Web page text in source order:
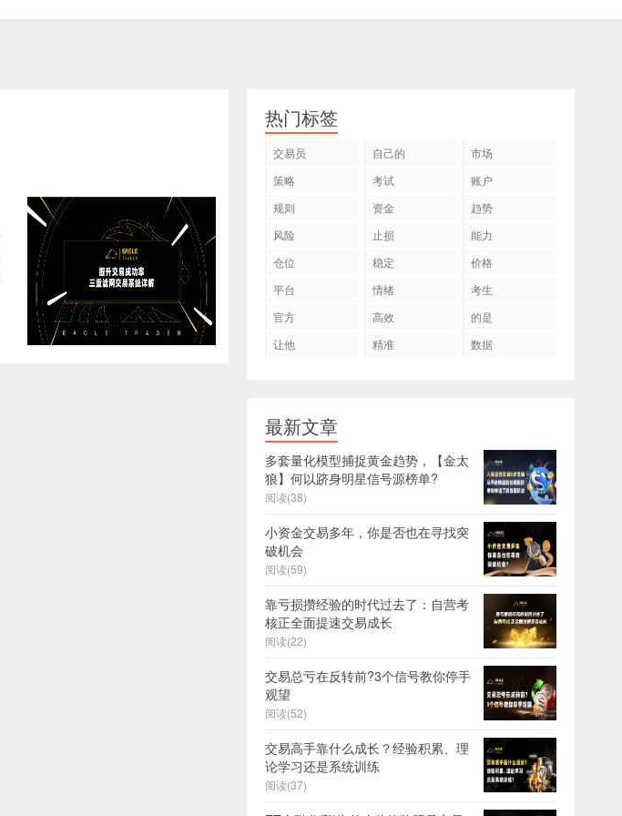
热门标签
交易员 自己的
市场
策略
考试
账户
规则
资金
趋势
风险
止损
能力
仓位
稳定
价格
平台
情绪
考生
官方
高效
的是
让他
精准 数据
最新文章
多套量化模型捕捉黄金趋势，【金太
狼】何以跻身明星信号源榜单?
阅读(38)
小资金交易多年，你是否也在寻找突
破机会
阅读(59)
靠亏损攒经验的时代过去了：自营考
核正全面提速交易成长
阅读(22)
交易总亏在反转前?3个信号教你停手
观望
阅读(52)
交易高手靠什么成长？经验积累、理
论学习还是系统训练
阅读(37)